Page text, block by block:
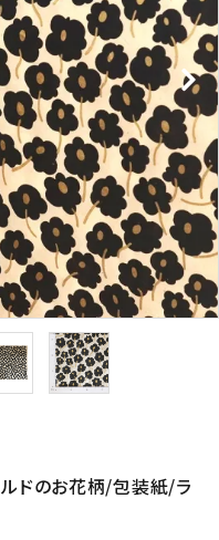
ドのお花柄/包装紙/ラ